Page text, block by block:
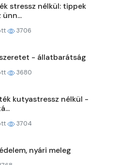
stressz nélkül: tippek
3706
- állatbarátság
3680
kutyastressz nélkül -
3704
nyári meleg